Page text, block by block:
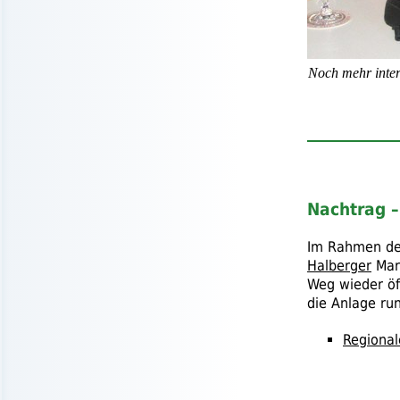
Noch mehr
Nachtrag
Im Rahmen
Halberger
Weg wieder
die Anlage